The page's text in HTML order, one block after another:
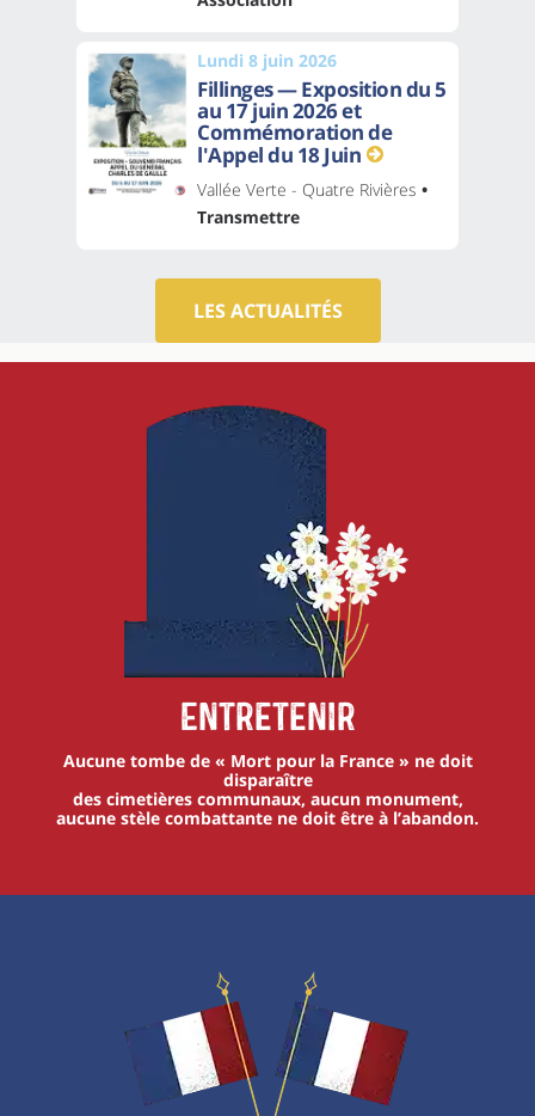
Lundi 8 juin 2026
Fillinges — Exposition du 5
au 17 juin 2026 et
Commémoration de
l'Appel du 18 Juin
Vallée Verte - Quatre Rivières •
Transmettre
LES ACTUALITÉS
Entretenir
Aucune tombe de « Mort pour la France » ne doit
disparaître
des cimetières communaux, aucun monument,
aucune stèle combattante ne doit être à l’abandon.